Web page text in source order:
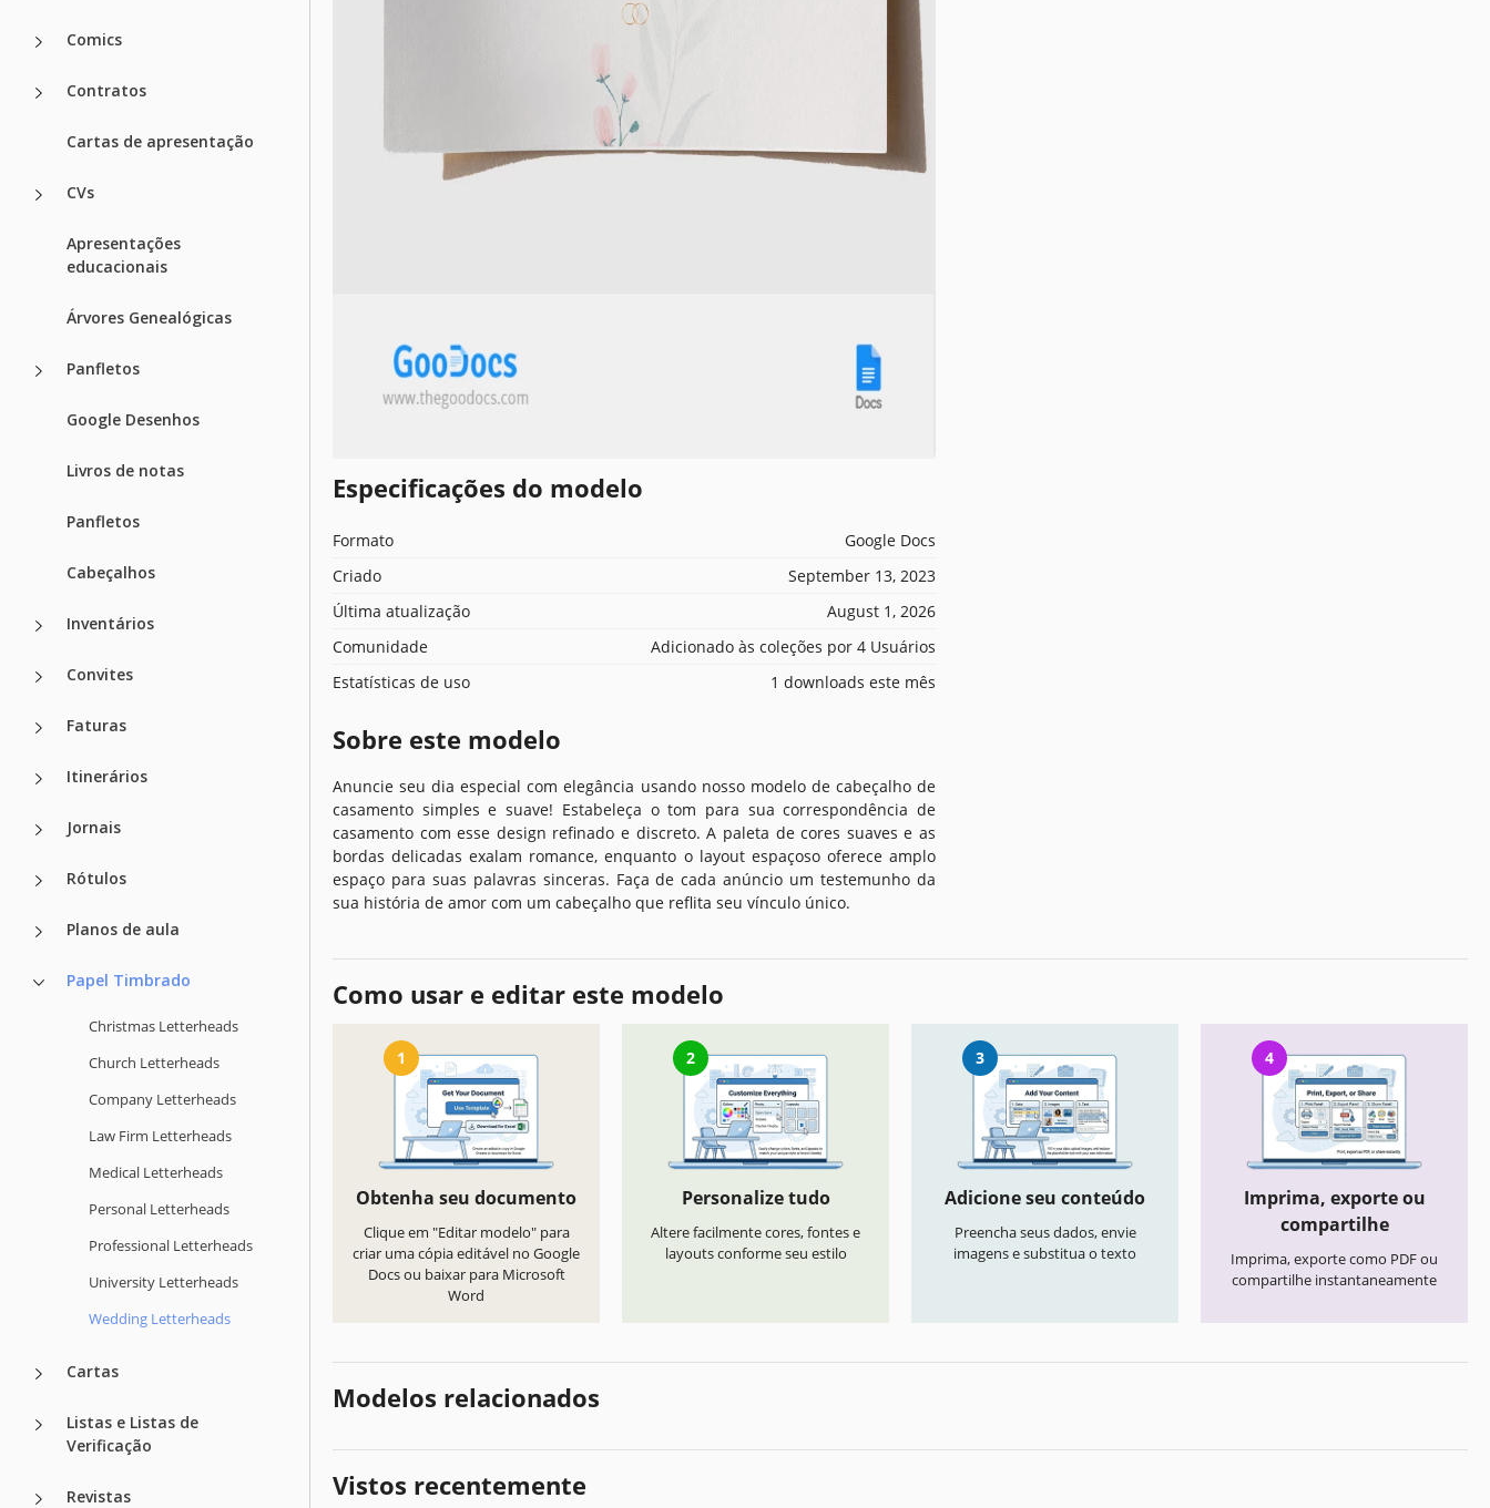
Comics
Contratos
Cartas de apresentação
CVs
Apresentações
educacionais
Árvores Genealógicas
Panfletos
Google Desenhos
Livros de notas
Panfletos
Cabeçalhos
Inventários
Convites
Faturas
Itinerários
Jornais
Rótulos
Planos de aula
Papel Timbrado
Christmas Letterheads
Church Letterheads
Company Letterheads
Law Firm Letterheads
Medical Letterheads
Personal Letterheads
Professional Letterheads
University Letterheads
Wedding Letterheads
Cartas
Listas e Listas de
Verificação
Revistas
Especificações do modelo
Formato
Google Docs
Criado
September 13, 2023
Última atualização
August 1, 2026
Comunidade
Adicionado às coleções por 4 Usuários
Estatísticas de uso
1 downloads este mês
Sobre este modelo
Anuncie seu dia especial com elegância usando nosso modelo de cabeçalho de
casamento simples e suave! Estabeleça o tom para sua correspondência de
casamento com esse design refinado e discreto. A paleta de cores suaves e as
bordas delicadas exalam romance, enquanto o layout espaçoso oferece amplo
espaço para suas palavras sinceras. Faça de cada anúncio um testemunho da
sua história de amor com um cabeçalho que reflita seu vínculo único.
Como usar e editar este modelo
1
Obtenha seu documento
Clique em "Editar modelo" para
criar uma cópia editável no Google
Docs ou baixar para Microsoft
Word
2
Personalize tudo
Altere facilmente cores, fontes e
layouts conforme seu estilo
3
Adicione seu conteúdo
Preencha seus dados, envie
imagens e substitua o texto
4
Imprima, exporte ou
compartilhe
Imprima, exporte como PDF ou
compartilhe instantaneamente
Modelos relacionados
Vistos recentemente